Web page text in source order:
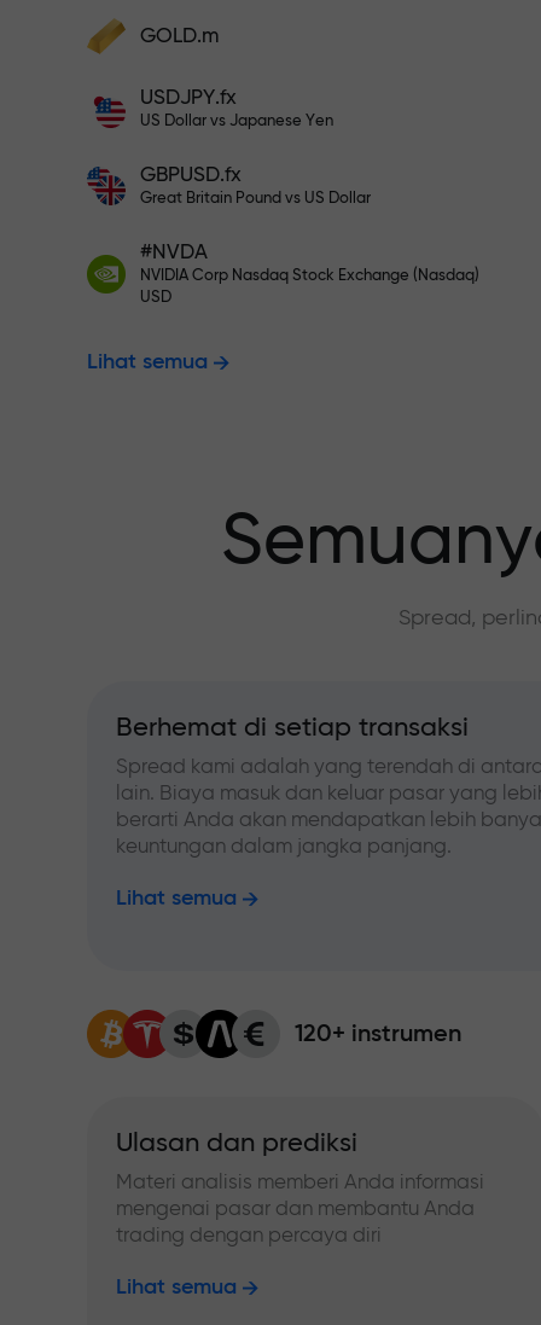
Lakukan deposit dan terima bonus 1.000
bukan salah ketik. Semakin besar
depositnya, semakin tinggi
Deposit ke akun Anda $333 —
Trading
menjamin
Bonus
GOLD.m
USDJPY.fx
US Dollar vs Japanese Yen
GBPUSD.fx
Great Britain Pound vs US Dollar
#NVDA
NVIDIA Corp Nasdaq Stock Exchange (Nasdaq)
USD
Lihat semua
Spread,
Berhemat di setiap transaksi
Spread kami adalah yang terendah di
lain. Biaya masuk dan keluar pasar yang
berarti Anda akan mendapatkan lebih
keuntungan dalam jangka panjang.
Lihat semua
120+ instrumen
Ulasan dan prediksi
Materi analisis memberi Anda informasi
mengenai pasar dan membantu Anda
trading dengan percaya diri
Lihat semua